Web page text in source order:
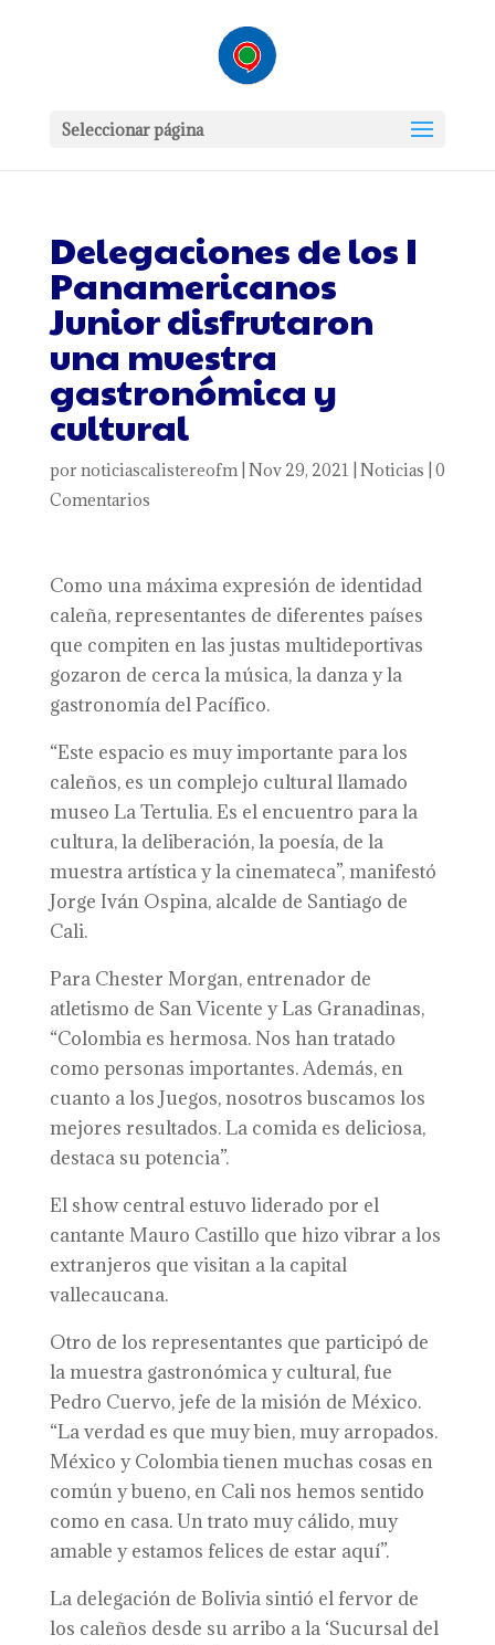
Seleccionar página
Delegaciones de los I
Panamericanos
Junior disfrutaron
una muestra
gastronómica y
cultural
por noticiascalistereofm| Nov 29, 2021 Noticias 0
Comentarios
Como una máxima expresión de identidad
caleña, representantes de diferentes países
que compiten en las justas multideportivas
gozaron de cerca la música, la danza y la
gastronomía del Pacífico.
“Este espacio es muy importante para los
caleños, es un complejo cultural llamado
museo La Tertulia. Es el encuentro para la
cultura, la deliberación, la poesía, de la
muestra artística y la cinemateca”, manifestó
Jorge Iván Ospina, alcalde de Santiago de
Cali.
Para Chester Morgan, entrenador de
atletismo de San Vicente y Las Granadinas,
“Colombia es hermosa. Nos han tratado
como personas importantes. Además, en
cuanto a los Juegos, nosotros buscamos los
mejores resultados. La comida es deliciosa,
destaca su potencia”.
El show central estuvo liderado por el
cantante Mauro Castillo que hizo vibrar a los
extranjeros que visitan a la capital
vallecaucana.
Otro de los representantes que participó de
la muestra gastronómica y cultural, fue
Pedro Cuervo, jefe de la misión de México.
“La verdad es que muy bien, muy arropados.
México y Colombia tienen muchas cosas en
común y bueno, en Cali nos hemos sentido
como en casa. Un trato muy cálido, muy
amable y estamos felices de estar aquí”.
La delegación de Bolivia sintió el fervor de
los caleños desde su arribo a la ‘Sucursal del